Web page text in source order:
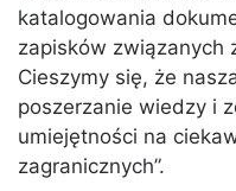
katalogowania
zapisków związanych
Cieszymy się, że
poszerzanie wiedzy i
umiejętności na
zagranicznych”.